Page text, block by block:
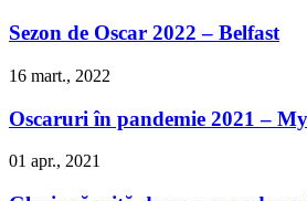
Sezon de Oscar 2022 – Belfast
16 mart., 2022
Oscaruri în pandemie 2021 –
01 apr., 2021